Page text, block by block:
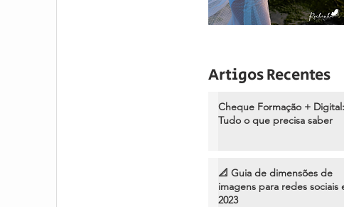
Artigos Recentes
Cheque Formação + Digital:
Tudo o que precisa saber
📐 Guia de dimensões de
imagens para redes sociais
2023